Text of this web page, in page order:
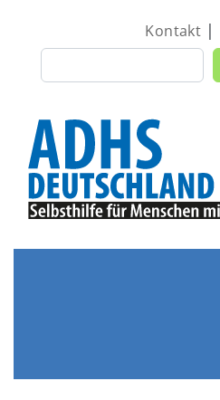
Suche
Kontakt|